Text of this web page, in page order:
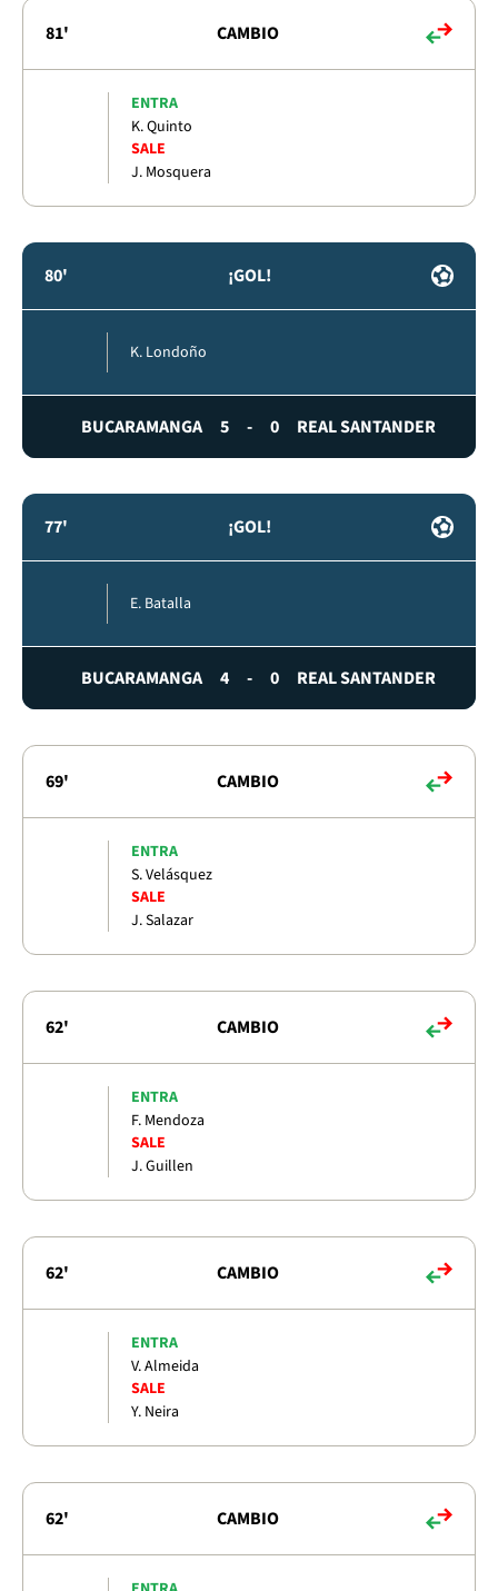
81' CAMBIO
ENTRA
K. Quinto
SALE
J. Mosquera
80' ¡GOL!
K. Londoño
BUCARAMANGA 5 - 0 REAL SANTANDER
77' ¡GOL!
E. Batalla
BUCARAMANGA 4 - 0 REAL SANTANDER
69' CAMBIO
ENTRA
S. Velásquez
SALE
J. Salazar
62' CAMBIO
ENTRA
F. Mendoza
SALE
J. Guillen
62' CAMBIO
ENTRA
V. Almeida
SALE
Y. Neira
62' CAMBIO